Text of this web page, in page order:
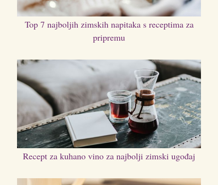
Top 7 najboljih zimskih napitaka s receptima za
pripremu
Recept za kuhano vino za najbolji zimski ugođaj